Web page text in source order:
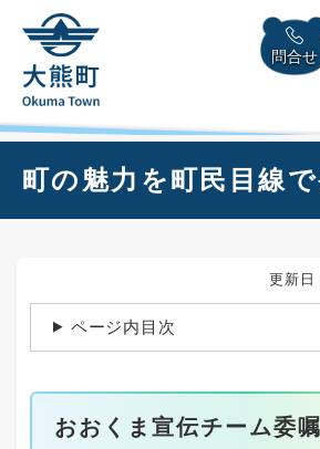
頭
メニューを飛ばして本
問合せ
町の魅力を町民目線
更新日
ページ内目次
おおくま宣伝チーム委